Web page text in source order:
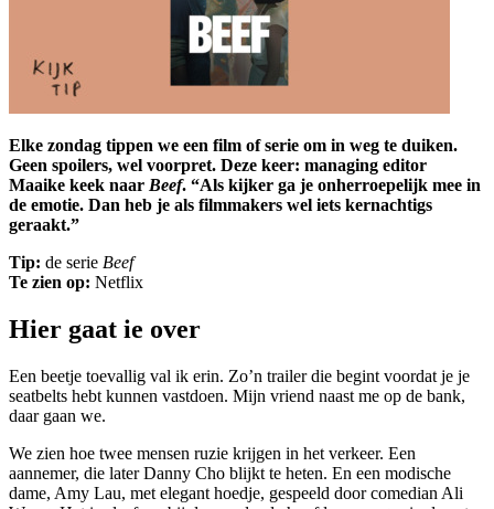
Elke zondag tippen we een film of serie om in weg te duiken.
Geen spoilers, wel voorpret. Deze keer: managing editor
Maaike keek naar Beef. “Als kijker ga je onherroepelijk mee in
de emotie. Dan heb je als filmmakers wel iets kernachtigs
geraakt.”
Tip: de serie Beef
Te zien op: Netflix
Hier gaat ie over
Een beetje toevallig val ik erin. Zo’n trailer die begint voordat je je
seatbelts hebt kunnen vastdoen. Mijn vriend naast me op de bank,
daar gaan we.
We zien hoe twee mensen ruzie krijgen in het verkeer. Een
aannemer, die later Danny Cho blijkt te heten. En een modische
dame, Amy Lau, met elegant hoedje, gespeeld door comedian Ali